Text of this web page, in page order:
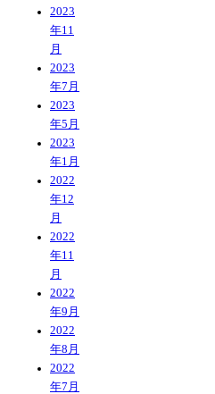
2023
年11
月
2023
年7月
2023
年5月
2023
年1月
2022
年12
月
2022
年11
月
2022
年9月
2022
年8月
2022
年7月